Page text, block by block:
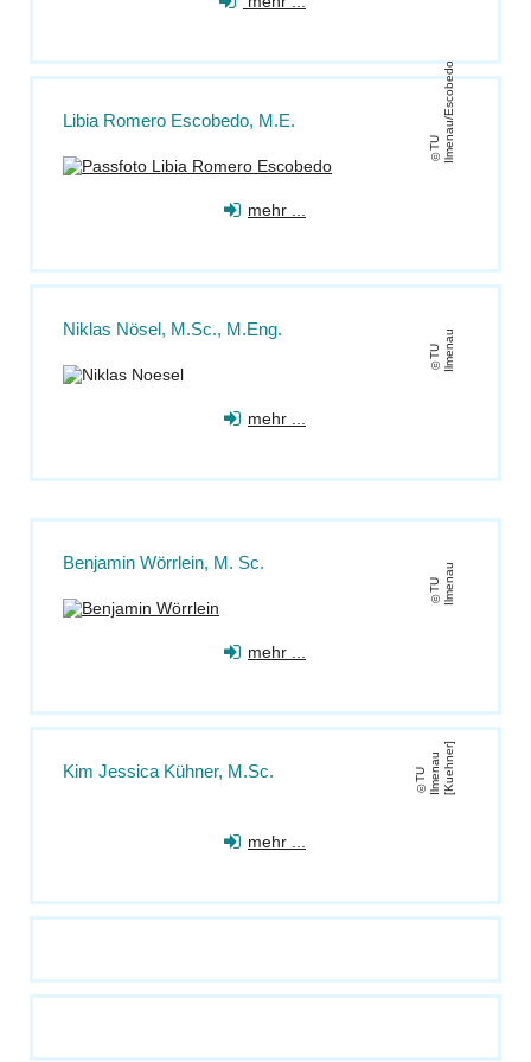
Libia Romero Escobedo, M.E.
T
U
Il
m
e
n
a
u
/
E
s
c
o
b
e
d o
mehr ...
Niklas Nösel, M.Sc., M.Eng.
T
U
Il
m
e
n
a u
mehr ...
Benjamin Wörrlein, M. Sc.
T
U
Il
m
e
n
a u
mehr ...
Kim Jessica Kühner, M.Sc. T
U
Il
m
e
n
a u
[
K
u
e
h
n
e
r ]
mehr ...